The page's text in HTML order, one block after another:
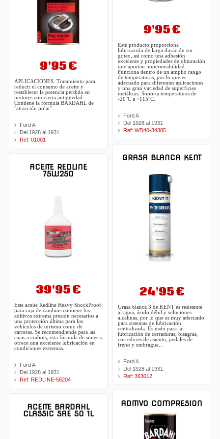
9'95 €
APLICACIONES: Tratamiento para
reducir el consumo de aceite y
restablecer la potencia perdida en
motores con cierta antigüedad.
Contiene la formula BARDAHL de
"atracción polar".
Ford A
Del 1928 al 1931
Ref: 01001
ACEITE REDLINE
75W250
39'95 €
Este aceite Redline Heavy ShockProof
para caja de cambios contiene los
aditivos extrema presión necesarios a
una protección última para los
vehículos de turismo como de
carreras. Se recomendienda para las
cajas a crabots, esta formula de sintesis
ofrece una excelente lubricación en
condiciones extremas.
Ford A
Del 1928 al 1931
Ref: REDLINE-58204
ACEITE BARDAHL
CLASSIC SAE 50 1L
9'95 €
Este producto proporciona
lubricación de larga duración sin
goteo, así como una adhesión
excelente y propiedades de obturación
que aportan impermeabilidad.
Funciona dentro de un amplio rango
de temperaturas, por lo que es
adecuado para diferentes aplicaciones
y una gran variedad de superficies
metálicas. Soporta temperaturas de
-20°C a +115°C.
Ford A
Del 1928 al 1931
Ref: WD40-34385
GRASA BLANCA KENT
24'95 €
Grasa blanca 3 de KENT es resistente
al agua, ácido débil y soluciones
alcalinas, por lo que es muy adecuado
para sistemas de lubricación
centralizada. Es usdo para la
lubricación de cerraduras, bisagras,
corredores de asiento, pedales de
freno y embrague...
Ford A
Del 1928 al 1931
Ref: 363012
ADITIVO COMPRESION